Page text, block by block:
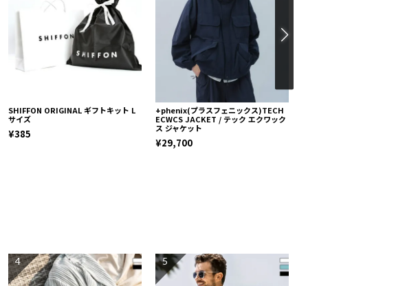
SHIFFON ORIGINAL ギフトキット L
サイズ
¥385
+phenix(プラスフェニックス)TECH
ECWCS JACKET / テック エクワック
ス ジャケット
¥29,700
4 5